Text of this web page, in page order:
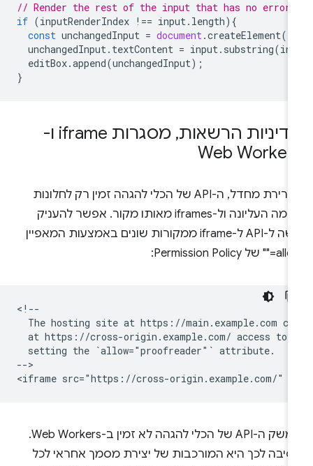
// Render the rest of the input that has no error.
if (inputRenderIndex !== input.length
const unchangedInput = document.createElement
unchangedInput.textContent = input.substring
editBox.append(unchangedInput
הרשאות,
מסגרות iframe ו-
Web
כברירת מחדל, ה-API של הכלי להגהה זמין רק לחלונות
ברמה העליונה ול-iframes מאותו מקור. אפשר להעניק
גישה ל-API ל-iframe ממקורות שונים באמצעות המאפיין
<!--
The hosting site at https://main.example.com
at https://cross-origin.example.com/ access to
  setting the `allow="proofreader"` attribute.
ממשק ה-API של הכלי להגהה לא זמין ב-Web Workers.
לכך היא המורכבות של יצירת מסמך אחראי לכל